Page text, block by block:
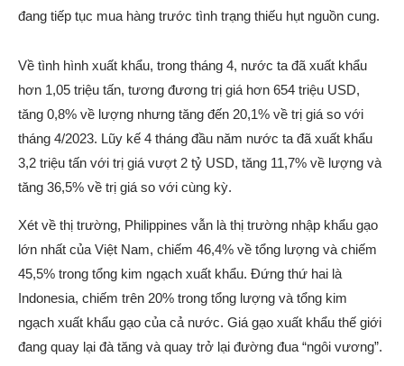
đang tiếp tục mua hàng trước tình trạng thiếu hụt nguồn cung.
Về tình hình xuất khẩu, trong tháng 4, nước ta đã xuất khẩu
hơn 1,05 triệu tấn, tương đương trị giá hơn 654 triệu USD,
tăng 0,8% về lượng nhưng tăng đến 20,1% về trị giá so với
tháng 4/2023. Lũy kế 4 tháng đầu năm nước ta đã xuất khẩu
3,2 triệu tấn với trị giá vượt 2 tỷ USD, tăng 11,7% về lượng và
tăng 36,5% về trị giá so với cùng kỳ.
Xét về thị trường, Philippines vẫn là thị trường nhập khẩu gạo
lớn nhất của Việt Nam, chiếm 46,4% về tổng lượng và chiếm
45,5% trong tổng kim ngạch xuất khẩu. Đứng thứ hai là
Indonesia, chiếm trên 20% trong tổng lượng và tổng kim
ngạch xuất khẩu gạo của cả nước. Giá gạo xuất khẩu thế giới
đang quay lại đà tăng và quay trở lại đường đua “ngôi vương”.